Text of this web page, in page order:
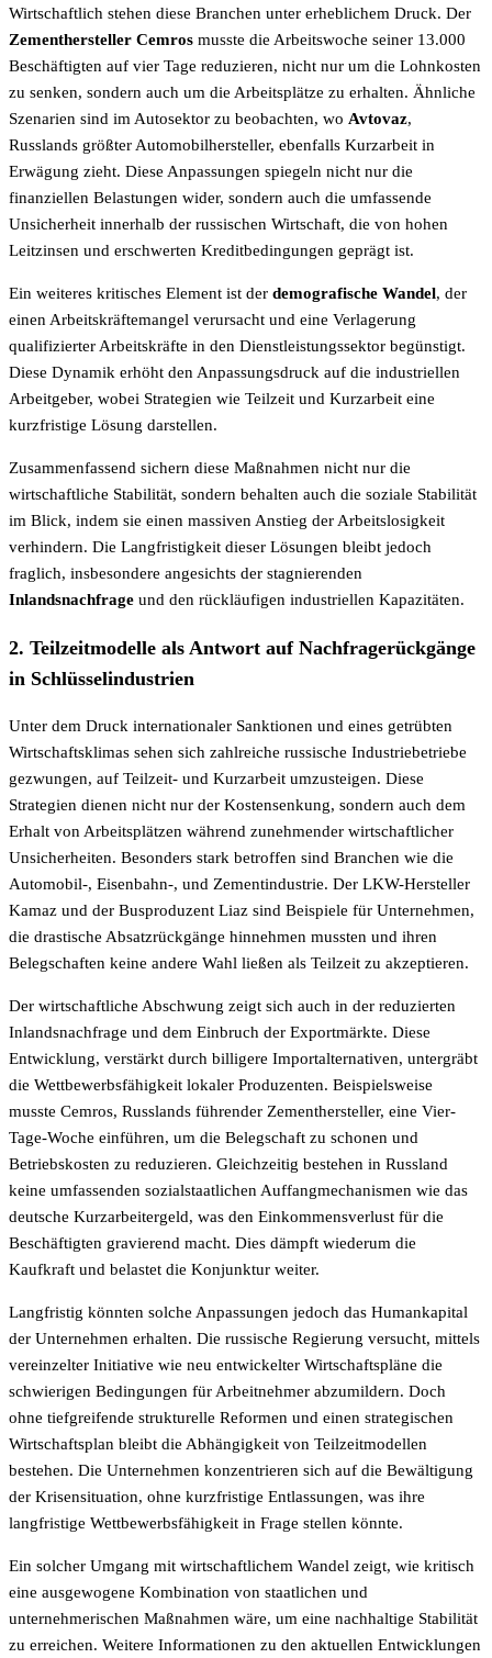
Wirtschaftlich stehen diese Branchen unter erheblichem Druck. Der
Zementhersteller Cemros musste die Arbeitswoche seiner 13.000
Beschäftigten auf vier Tage reduzieren, nicht nur um die Lohnkosten
zu senken, sondern auch um die Arbeitsplätze zu erhalten. Ähnliche
Szenarien sind im Autosektor zu beobachten, wo Avtovaz,
Russlands größter Automobilhersteller, ebenfalls Kurzarbeit in
Erwägung zieht. Diese Anpassungen spiegeln nicht nur die
finanziellen Belastungen wider, sondern auch die umfassende
Unsicherheit innerhalb der russischen Wirtschaft, die von hohen
Leitzinsen und erschwerten Kreditbedingungen geprägt ist.
Ein weiteres kritisches Element ist der demografische Wandel, der
einen Arbeitskräftemangel verursacht und eine Verlagerung
qualifizierter Arbeitskräfte in den Dienstleistungssektor begünstigt.
Diese Dynamik erhöht den Anpassungsdruck auf die industriellen
Arbeitgeber, wobei Strategien wie Teilzeit und Kurzarbeit eine
kurzfristige Lösung darstellen.
Zusammenfassend sichern diese Maßnahmen nicht nur die
wirtschaftliche Stabilität, sondern behalten auch die soziale Stabilität
im Blick, indem sie einen massiven Anstieg der Arbeitslosigkeit
verhindern. Die Langfristigkeit dieser Lösungen bleibt jedoch
fraglich, insbesondere angesichts der stagnierenden
Inlandsnachfrage und den rückläufigen industriellen Kapazitäten.
2. Teilzeitmodelle als Antwort auf Nachfragerückgänge
in Schlüsselindustrien
Unter dem Druck internationaler Sanktionen und eines getrübten
Wirtschaftsklimas sehen sich zahlreiche russische Industriebetriebe
gezwungen, auf Teilzeit- und Kurzarbeit umzusteigen. Diese
Strategien dienen nicht nur der Kostensenkung, sondern auch dem
Erhalt von Arbeitsplätzen während zunehmender wirtschaftlicher
Unsicherheiten. Besonders stark betroffen sind Branchen wie die
Automobil-, Eisenbahn-, und Zementindustrie. Der LKW-Hersteller
Kamaz und der Busproduzent Liaz sind Beispiele für Unternehmen,
die drastische Absatzrückgänge hinnehmen mussten und ihren
Belegschaften keine andere Wahl ließen als Teilzeit zu akzeptieren.
Der wirtschaftliche Abschwung zeigt sich auch in der reduzierten
Inlandsnachfrage und dem Einbruch der Exportmärkte. Diese
Entwicklung, verstärkt durch billigere Importalternativen, untergräbt
die Wettbewerbsfähigkeit lokaler Produzenten. Beispielsweise
musste Cemros, Russlands führender Zementhersteller, eine Vier-
Tage-Woche einführen, um die Belegschaft zu schonen und
Betriebskosten zu reduzieren. Gleichzeitig bestehen in Russland
keine umfassenden sozialstaatlichen Auffangmechanismen wie das
deutsche Kurzarbeitergeld, was den Einkommensverlust für die
Beschäftigten gravierend macht. Dies dämpft wiederum die
Kaufkraft und belastet die Konjunktur weiter.
Langfristig könnten solche Anpassungen jedoch das Humankapital
der Unternehmen erhalten. Die russische Regierung versucht, mittels
vereinzelter Initiative wie neu entwickelter Wirtschaftspläne die
schwierigen Bedingungen für Arbeitnehmer abzumildern. Doch
ohne tiefgreifende strukturelle Reformen und einen strategischen
Wirtschaftsplan bleibt die Abhängigkeit von Teilzeitmodellen
bestehen. Die Unternehmen konzentrieren sich auf die Bewältigung
der Krisensituation, ohne kurzfristige Entlassungen, was ihre
langfristige Wettbewerbsfähigkeit in Frage stellen könnte.
Ein solcher Umgang mit wirtschaftlichem Wandel zeigt, wie kritisch
eine ausgewogene Kombination von staatlichen und
unternehmerischen Maßnahmen wäre, um eine nachhaltige Stabilität
zu erreichen. Weitere Informationen zu den aktuellen Entwicklungen